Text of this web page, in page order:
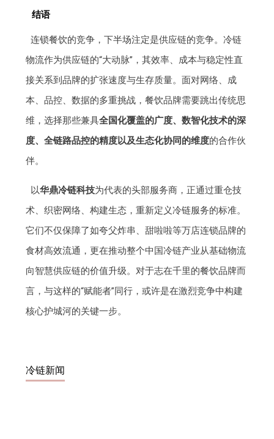
结语
连锁餐饮的竞争，下半场注定是供应链的竞争。冷链
物流作为供应链的“大动脉”，其效率、成本与稳定性直
接关系到品牌的扩张速度与生存质量。面对网络、成
本、品控、数据的多重挑战，餐饮品牌需要跳出传统思
维，选择那些兼具全国化覆盖的广度、数智化技术的深
度、全链路品控的精度以及生态化协同的维度的合作伙
伴。
以华鼎冷链科技为代表的头部服务商，正通过重仓技
术、织密网络、构建生态，重新定义冷链服务的标准。
它们不仅保障了如夸父炸串、甜啦啦等万店连锁品牌的
食材高效流通，更在推动整个中国冷链产业从基础物流
向智慧供应链的价值升级。对于志在千里的餐饮品牌而
言，与这样的“赋能者”同行，或许是在激烈竞争中构建
核心护城河的关键一步。
冷链新闻